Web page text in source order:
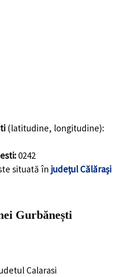
(latitudine, longitudine):
0242
situată în județul Călărași
Gurbănești
Calarasi